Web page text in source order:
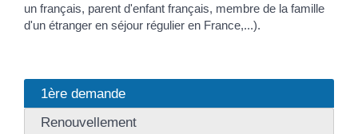
un français, parent d'enfant français, membre de la famille
d'un étranger en séjour régulier en France,...).
1ère demande
Renouvellement